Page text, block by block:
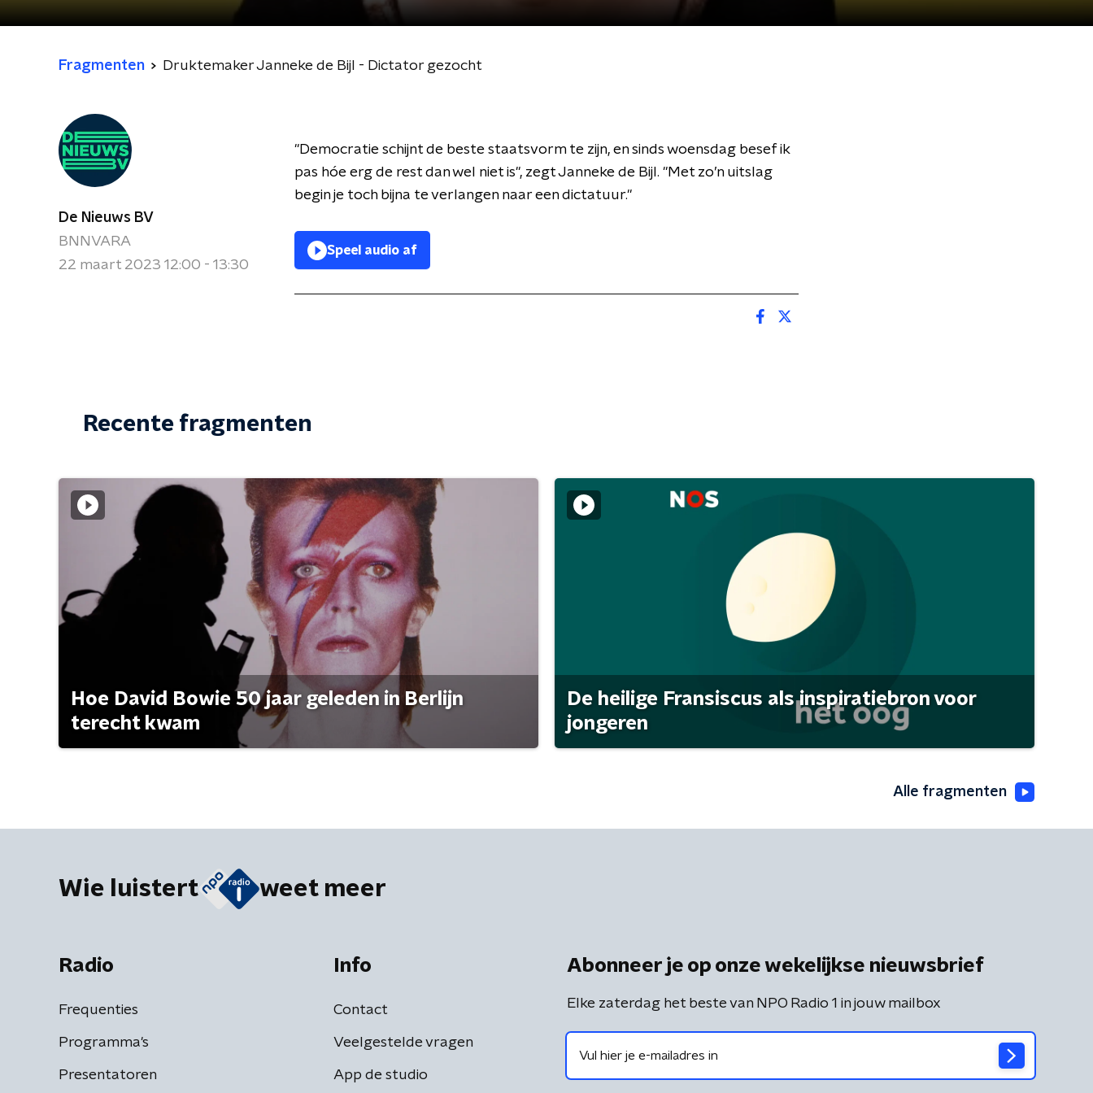
Fragmenten Druktemaker Janneke de Bijl - Dictator gezocht
De Nieuws BV
BNNVARA
22 maart 2023 12:00 - 13:30
"Democratie schijnt de beste staatsvorm te zijn, en sinds woensdag besef ik
pas hóe erg de rest dan wel niet is", zegt Janneke de Bijl. "Met zo’n uitslag
begin je toch bijna te verlangen naar een dictatuur."
Speel audio af
Recente fragmenten
Hoe David Bowie 50 jaar geleden in Berlijn
terecht kwam
De heilige Fransiscus als inspiratiebron voor
jongeren
Alle fragmenten
Wie luistert weet meer
Radio
Frequenties
Programma's
Presentatoren
Info
Contact
Veelgestelde vragen
App de studio
Abonneer je op onze wekelijkse nieuwsbrief
Elke zaterdag het beste van NPO Radio 1 in jouw mailbox